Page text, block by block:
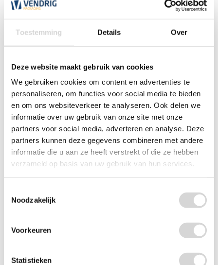
Toestemming Details Over
Deze website maakt gebruik van cookies
We gebruiken cookies om content en advertenties te
personaliseren, om functies voor social media te bieden
en om ons websiteverkeer te analyseren. Ook delen we
informatie over uw gebruik van onze site met onze
partners voor social media, adverteren en analyse. Deze
partners kunnen deze gegevens combineren met andere
informatie die u aan ze heeft verstrekt of die ze hebben
verzameld op basis van uw gebruik van hun services.
Noodzakelijk
Voorkeuren
Statistieken
(61)
vanaf
1,30
Klustape 10 meter